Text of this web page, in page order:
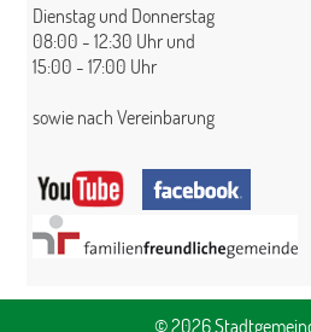
Dienstag und Donnerstag
08:00 - 12:30 Uhr und
15:00 - 17:00 Uhr
sowie nach Vereinbarung
© 2026